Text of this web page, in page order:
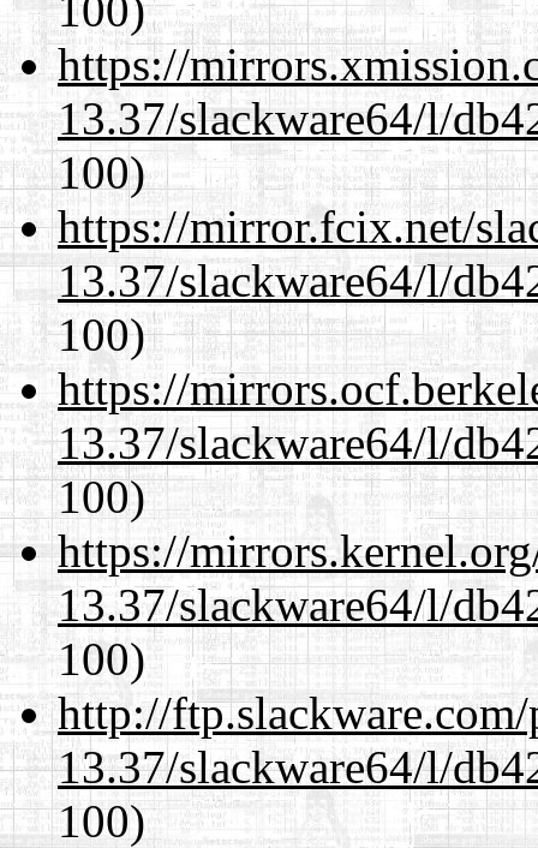
https://
13.37/slackware64/l/
100)
https://mirror.fcix.net/
13.37/slackware64/l/
100)
https://
13.37/slackware64/l/
100)
https://
13.37/slackware64/l/
100)
http://
13.37/slackware64/l/
100)